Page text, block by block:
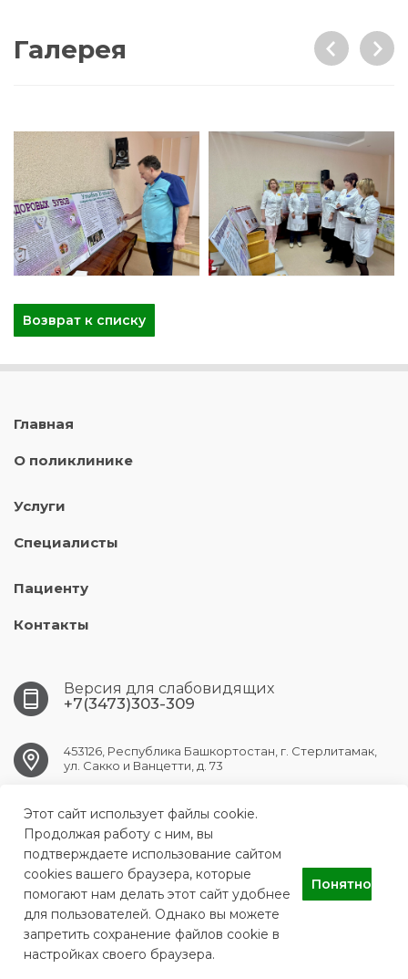
Галерея
Возврат к списку
Главная
О поликлинике
Услуги
Специалисты
Пациенту
Контакты
Версия для слабовидящих
+7(3473)303-309
453126, Республика Башкортостан, г. Стерлитамак,
ул. Сакко и Ванцетти, д. 73
str.sp1@doctorrb.ru
ГБУЗ РБ СП г. Стерлитамак
Этот сайт использует файлы cookie.
Продолжая работу с ним, вы
подтверждаете использование сайтом
cookies вашего браузера, которые
помогают нам делать этот сайт удобнее
для пользователей. Однако вы можете
запретить сохранение файлов cookie в
настройках своего браузера.
Понятно